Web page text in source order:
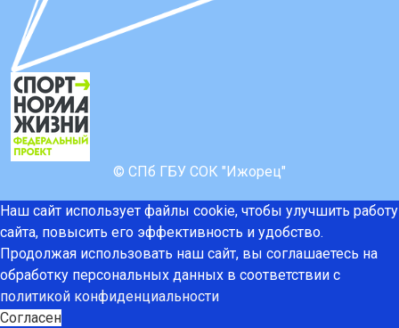
© СПб ГБУ СОК "Ижорец"
Наш сайт использует файлы cookie, чтобы улучшить работу
сайта, повысить его эффективность и удобство.
Продолжая использовать наш сайт, вы соглашаетесь на
обработку персональных данных в соответствии с
политикой конфиденциальности
Согласен